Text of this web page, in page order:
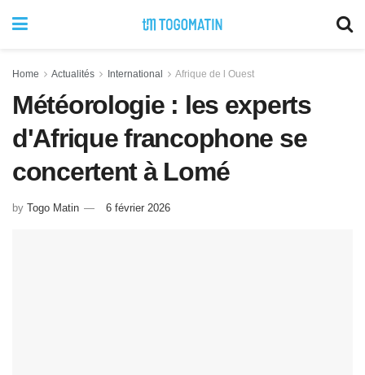
Home Actualités International Afrique de l Ouest
Météorologie : les experts
d'Afrique francophone se
concertent à Lomé
by Togo Matin 6 février 2026